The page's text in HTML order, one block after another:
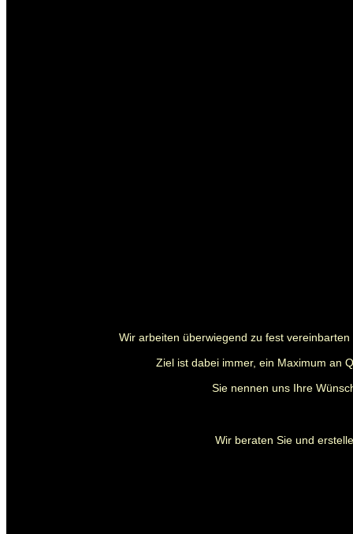
Wir arbeiten überwiegend zu fest
Ziel ist dabei immer, ein Maximum an
Sie nennen uns Ihre
Wir beraten Sie und